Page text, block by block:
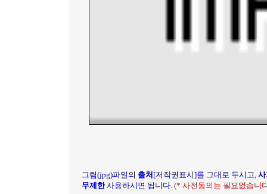
그림(jpg)파일의 출처 [저작권표시]를 그대로 두시고,
무제한사용하시면 됩니다. (* 사전동의는 필요없습니